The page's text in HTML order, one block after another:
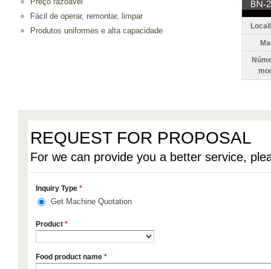
Fácil de operar, remontar, limpar
Produtos uniformes e alta capacidade